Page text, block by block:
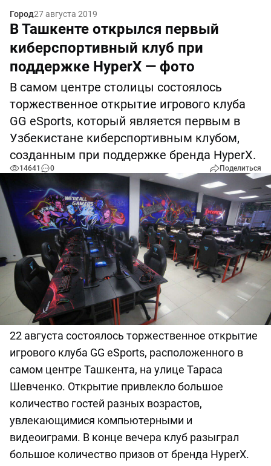
Город27 августа 2019
В Ташкенте открылся первый
киберспортивный клуб при
поддержке HyperX — фото
В самом центре столицы состоялось
торжественное открытие игрового клуба
GG eSports, который является первым в
Узбекистане киберспортивным клубом,
созданным при поддержке бренда HyperX.
14641 0 Поделиться
22 августа состоялось торжественное открытие
игрового клуба GG eSports, расположенного в
самом центре Ташкента, на улице Тараса
Шевченко. Открытие привлекло большое
количество гостей разных возрастов,
увлекающимися компьютерными и
видеоиграми. В конце вечера клуб разыграл
большое количество призов от бренда HyperX.